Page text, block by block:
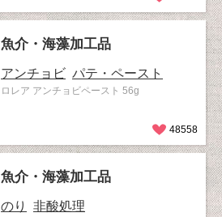
魚介・海藻加工品
アンチョビ パテ・ペースト
ロレア アンチョビペースト 56g
48558
魚介・海藻加工品
のり 非酸処理